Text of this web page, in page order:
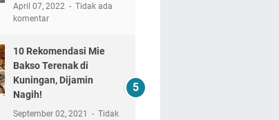
April 07, 2022
Tidak ada
komentar
10 Rekomendasi Mie
Bakso Terenak di
Kuningan, Dijamin
Nagih!
September 02, 2021
Tidak